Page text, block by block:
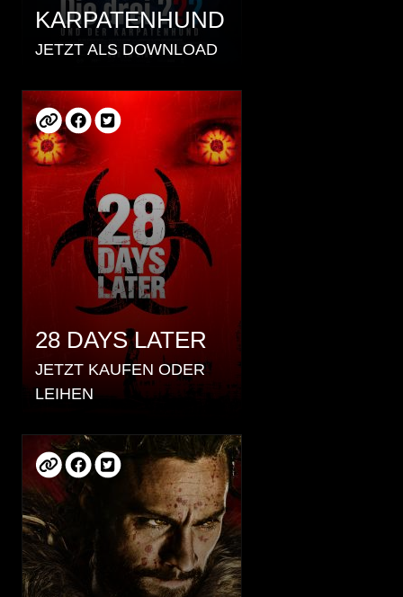
KARPATENHUND
JETZT ALS DOWNLOAD
28 DAYS LATER
JETZT KAUFEN ODER
LEIHEN